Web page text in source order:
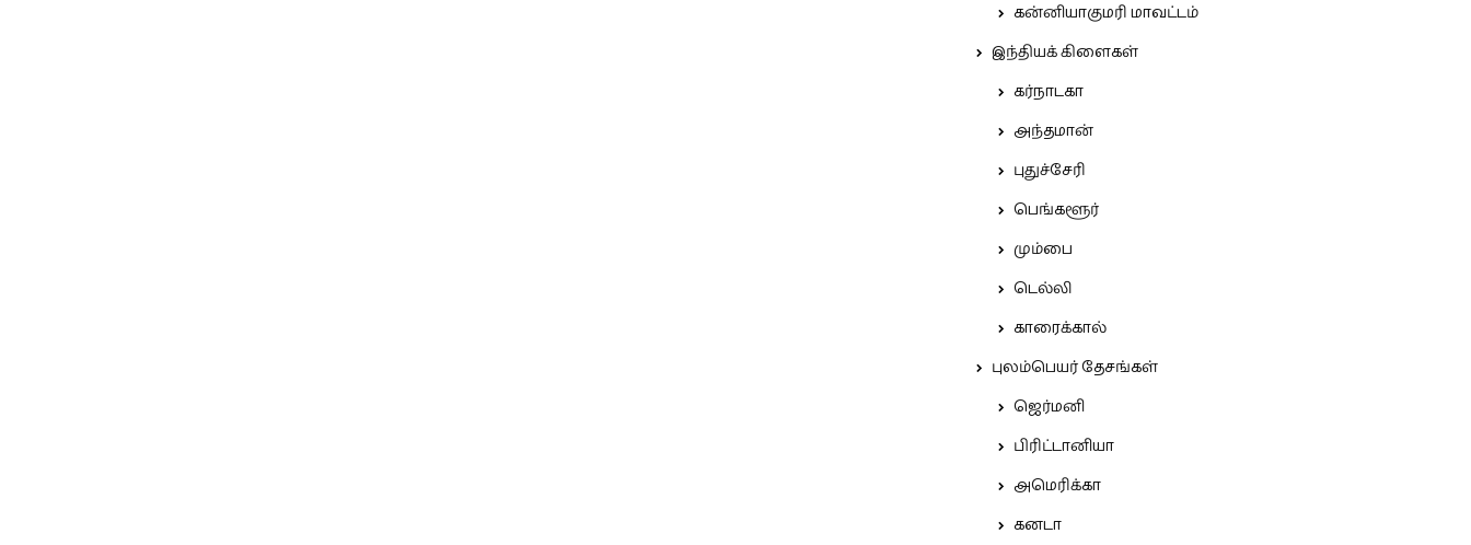
கன்னியாகுமரி மாவட்டம்
இந்தியக் கிளைகள்
கர்நாடகா
அந்தமான்
புதுச்சேரி
பெங்களூர்
மும்பை
டெல்லி
காரைக்கால்
புலம்பெயர் தேசங்கள்
ஜெர்மனி
பிரிட்டானியா
அமெரிக்கா
கனடா